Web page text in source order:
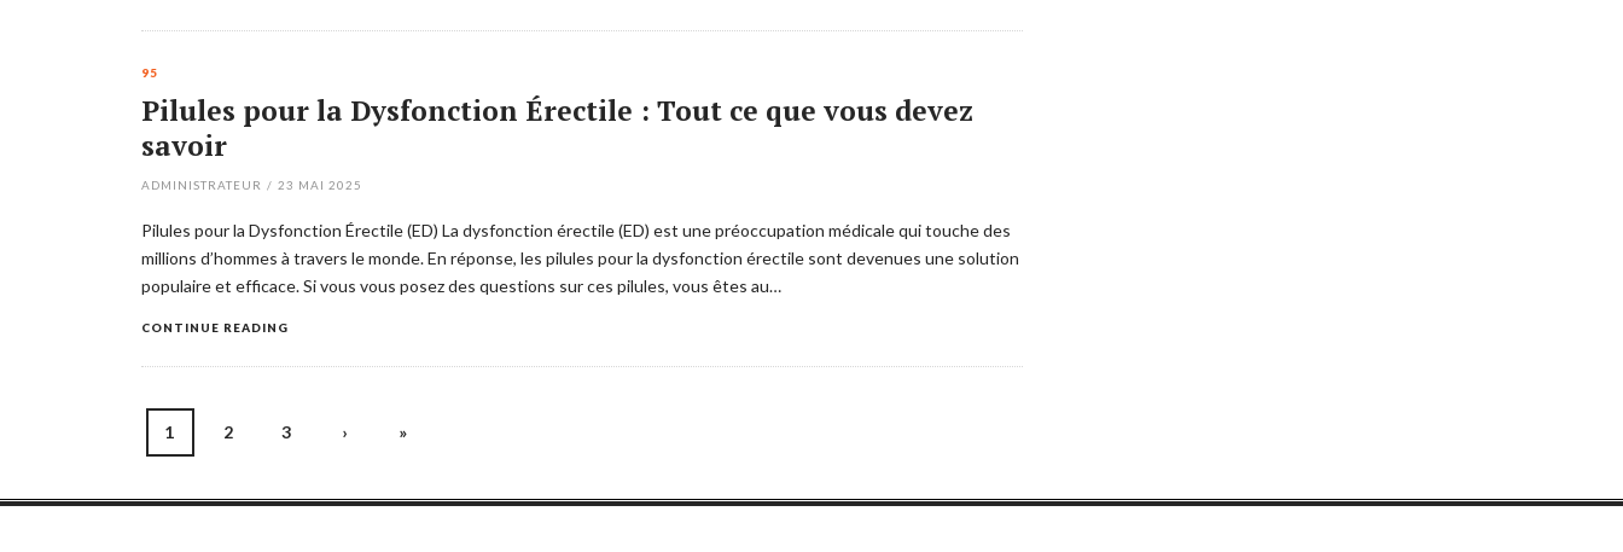
95
Pilules pour la Dysfonction Érectile : Tout ce que vous devez
savoir
ADMINISTRATEUR / 23 MAI 2025
Pilules pour la Dysfonction Érectile (ED) La dysfonction érectile (ED) est une préoccupation médicale qui touche des
millions d’hommes à travers le monde. En réponse, les pilules pour la dysfonction érectile sont devenues une solution
populaire et efficace. Si vous vous posez des questions sur ces pilules, vous êtes au…
CONTINUE READING
Posts
navigation
1 2 3 › »